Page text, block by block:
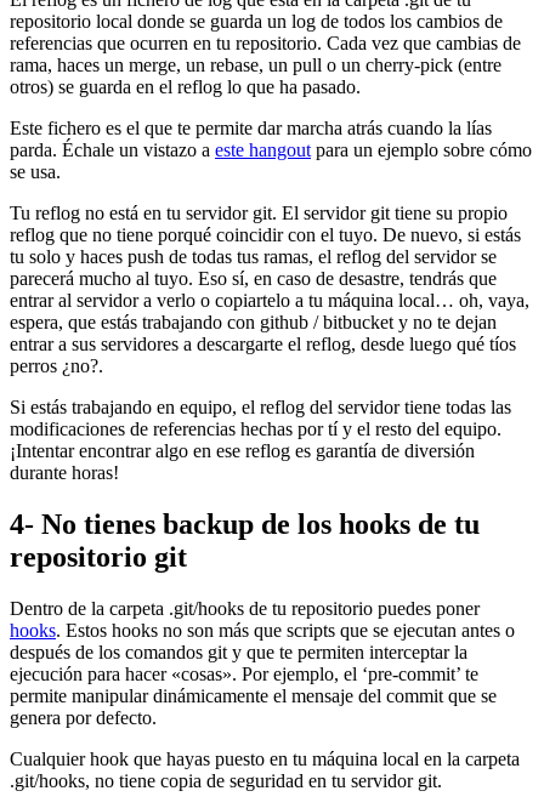
repositorio local donde se guarda un log de todos los cambios de
referencias que ocurren en tu repositorio. Cada vez que cambias de
rama, haces un merge, un rebase, un pull o un cherry-pick (entre
otros) se guarda en el reflog lo que ha pasado.
Este fichero es el que te permite dar marcha atrás cuando la lías
parda. Échale un vistazo a este hangout para un ejemplo sobre cómo
se usa.
Tu reflog no está en tu servidor git. El servidor git tiene su propio
reflog que no tiene porqué coincidir con el tuyo. De nuevo, si estás
tu solo y haces push de todas tus ramas, el reflog del servidor se
parecerá mucho al tuyo. Eso sí, en caso de desastre, tendrás que
entrar al servidor a verlo o copiartelo a tu máquina local… oh, vaya,
espera, que estás trabajando con github / bitbucket y no te dejan
entrar a sus servidores a descargarte el reflog, desde luego qué tíos
perros ¿no?.
Si estás trabajando en equipo, el reflog del servidor tiene todas las
modificaciones de referencias hechas por tí y el resto del equipo.
¡Intentar encontrar algo en ese reflog es garantía de diversión
durante horas!
4- No tienes backup de los hooks de tu
repositorio git
Dentro de la carpeta .git/hooks de tu repositorio puedes poner
hooks. Estos hooks no son más que scripts que se ejecutan antes o
después de los comandos git y que te permiten interceptar la
ejecución para hacer «cosas». Por ejemplo, el ‘pre-commit’ te
permite manipular dinámicamente el mensaje del commit que se
genera por defecto.
Cualquier hook que hayas puesto en tu máquina local en la carpeta
.git/hooks, no tiene copia de seguridad en tu servidor git.